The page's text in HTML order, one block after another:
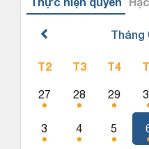
Tháng
T2 T3 T4
27 28 29
3 4 5